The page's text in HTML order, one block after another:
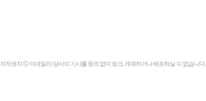
저작권자 ⓒ 이데일리-당사의 기사를 동의 없이 링크, 게재하거나 배포하실 수 없습니다.